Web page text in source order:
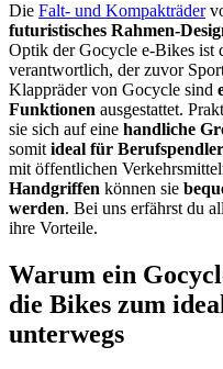
Die Falt- und Kompakträder
futuristisches Rahmen-
Optik der Gocycle e-Bikes ist
verantwortlich, der zuvor
Klappräder von Gocycle sind
Funktionen ausgestattet.
sie sich auf eine handliche
somit ideal für Berufspendler
mit öffentlichen
Handgriffen können sie
werden. Bei uns erfährst du
ihre Vorteile.
Warum ein
die Bikes zum
unterwegs